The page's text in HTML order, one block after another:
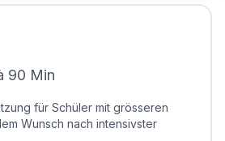
90 Min
für Schüler mit grösseren
Wunsch nach intensivster